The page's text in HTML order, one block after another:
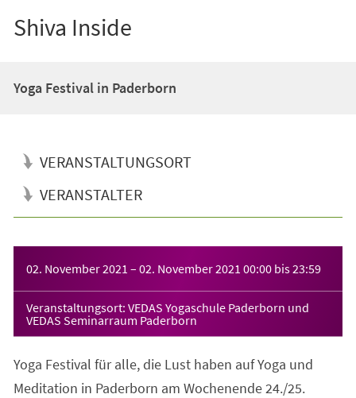
Shiva Inside
Yoga Festival in Paderborn
VERANSTALTUNGSORT
VERANSTALTER
02. November 2021 – 02. November 2021 00:00 bis23:59
Veranstaltungsort: VEDAS Yogaschule Paderborn und
VEDAS Seminarraum Paderborn
Yoga Festival für alle, die Lust haben auf Yoga und
Meditation in Paderborn am Wochenende 24./25.